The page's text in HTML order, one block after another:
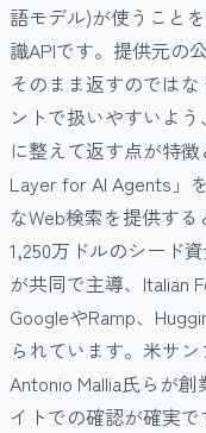
語モデル)が使うこと
識APIです。提供元の
そのまま返すのでは
ントで扱いやすいよ
に整えて返す点が特
Layer for AI Agents」
なWeb検索を提供す
1,250万ドルのシード
が共同で主導、Italian
GoogleやRamp、
られています。米サ
Antonio Mallia氏らが
イトでの確認が確実